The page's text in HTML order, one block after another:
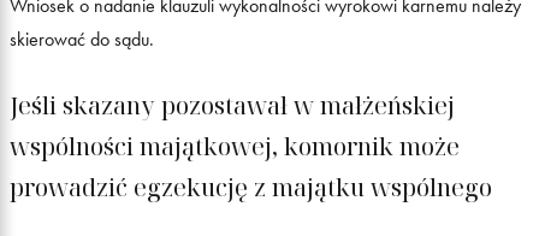
Wniosek o nadanie klauzuli wykonalności wyrokowi karnemu należy
skierować do sądu.
Jeśli skazany pozostawał w małżeńskiej
wspólności majątkowej, komornik może
prowadzić egzekucję z majątku wspólnego